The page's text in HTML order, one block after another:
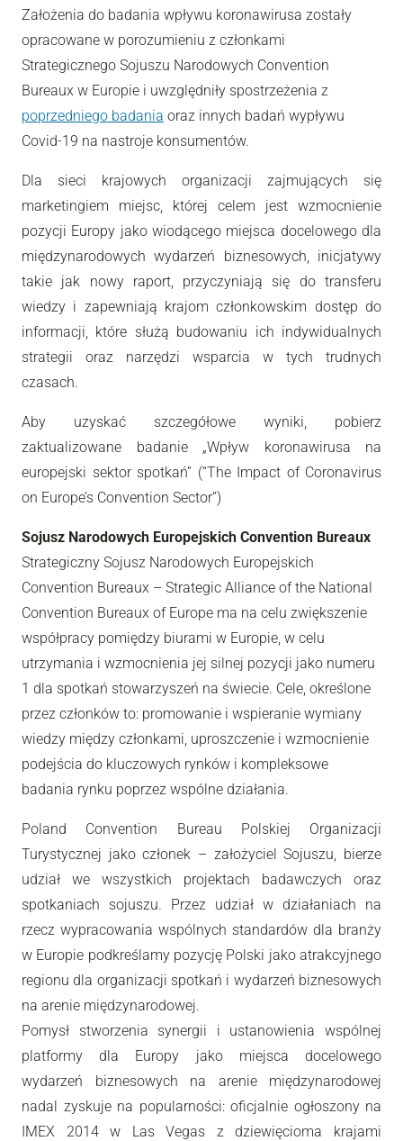
Założenia do badania wpływu koronawirusa zostały
opracowane w porozumieniu z członkami
Strategicznego Sojuszu Narodowych Convention
Bureaux w Europie i uwzględniły spostrzeżenia z
poprzedniego badania oraz innych badań wypływu
Covid-19 na nastroje konsumentów.
Dla sieci krajowych organizacji zajmujących się
marketingiem miejsc, której celem jest wzmocnienie
pozycji Europy jako wiodącego miejsca docelowego dla
międzynarodowych wydarzeń biznesowych, inicjatywy
takie jak nowy raport, przyczyniają się do transferu
wiedzy i zapewniają krajom członkowskim dostęp do
informacji, które służą budowaniu ich indywidualnych
strategii oraz narzędzi wsparcia w tych trudnych
czasach.
Aby uzyskać szczegółowe wyniki, pobierz
zaktualizowane badanie „Wpływ koronawirusa na
europejski sektor spotkań” (“The Impact of Coronavirus
on Europe’s Convention Sector”)
Sojusz Narodowych Europejskich Convention Bureaux
Strategiczny Sojusz Narodowych Europejskich
Convention Bureaux – Strategic Alliance of the National
Convention Bureaux of Europe ma na celu zwiększenie
współpracy pomiędzy biurami w Europie, w celu
utrzymania i wzmocnienia jej silnej pozycji jako numeru
1 dla spotkań stowarzyszeń na świecie. Cele, określone
przez członków to: promowanie i wspieranie wymiany
wiedzy między członkami, uproszczenie i wzmocnienie
podejścia do kluczowych rynków i kompleksowe
badania rynku poprzez wspólne działania.
Poland Convention Bureau Polskiej Organizacji
Turystycznej jako członek – założyciel Sojuszu, bierze
udział we wszystkich projektach badawczych oraz
spotkaniach sojuszu. Przez udział w działaniach na
rzecz wypracowania wspólnych standardów dla branży
w Europie podkreślamy pozycję Polski jako atrakcyjnego
regionu dla organizacji spotkań i wydarzeń biznesowych
na arenie międzynarodowej.
Pomysł stworzenia synergii i ustanowienia wspólnej
platformy dla Europy jako miejsca docelowego
wydarzeń biznesowych na arenie międzynarodowej
nadal zyskuje na popularności: oficjalnie ogłoszony na
IMEX 2014 w Las Vegas z dziewięcioma krajami